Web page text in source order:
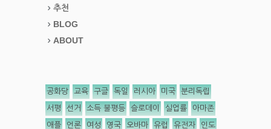
추천
BLOG
ABOUT
공화당 교육 구글 독일 러시아 미국 분리독립
서평 선거 소득 불평등 슬로데이 실업률 아마존
애플 언론 여성 영국 오바마 유럽 유전자 인도